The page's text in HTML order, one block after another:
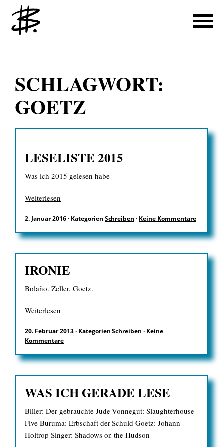
Schreiben
Referenzen
Produzieren
Übersetzen
Referenzen
Über mich
EN
nach:
SCHLAGWORT:
GOETZ
LESELISTE 2015
Was ich 2015 gelesen habe
Weiterlesen
2. Januar 2016· Kategorien Schreiben · Keine Kommentare
IRONIE
Bolaño. Zeller, Goetz.
Weiterlesen
20. Februar 2013· Kategorien Schreiben · Keine
Kommentare
WAS ICH GERADE LESE
Biller: Der gebrauchte Jude Vonnegut: Slaughterhouse
Five Buruma: Erbschaft der Schuld Goetz: Johann
Holtrop Singer: Shadows on the Hudson